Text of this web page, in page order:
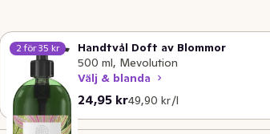
2 för 35 kr
Handtvål Doft av Blommor
500 ml, Mevolution
Välj & blanda
24,95 kr
Nuvarande pris är: 24,95 kr
49,90 kr /l
Styckpris: 49,90 kr /l